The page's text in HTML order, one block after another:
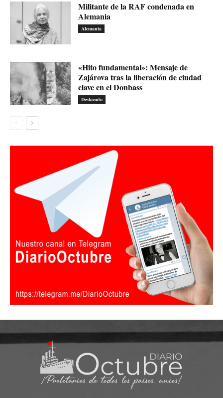
Militante de la RAF condenada en
Alemania
Alemania
«Hito fundamental»: Mensaje de
Zajárova tras la liberación de ciudad
clave en el Donbass
Destacado